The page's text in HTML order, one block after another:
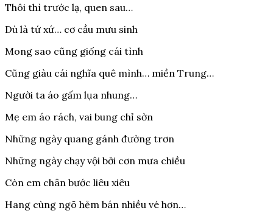
Thôi thì trước lạ, quen sau…
Dù là tứ xứ… cơ cầu mưu sinh
Mong sao cũng giống cái tình
Cũng giàu cái nghĩa quê mình… miền Trung…
Người ta áo gấm lụa nhung…
Mẹ em áo rách, vai bung chỉ sờn
Những ngày quang gánh đường trơn
Những ngày chạy vội bởi cơn mưa chiều
Còn em chân bước liêu xiêu
Hang cùng ngõ hẻm bán nhiều vé hơn…